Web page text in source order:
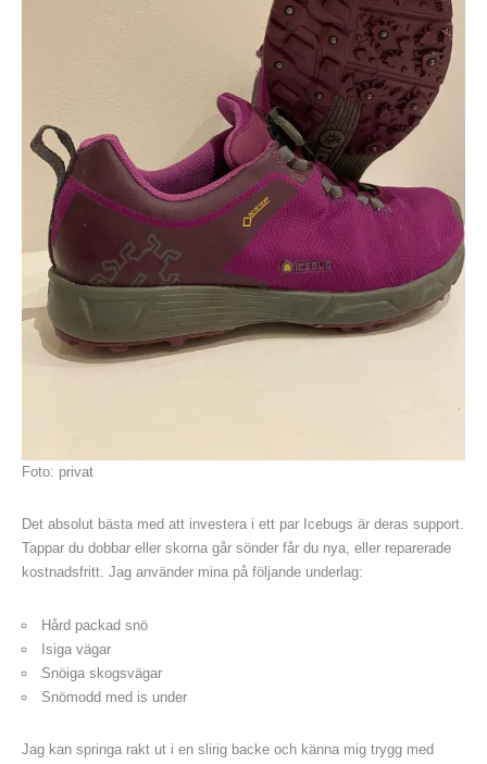
Foto: privat
Det absolut bästa med att investera i ett par Icebugs är deras support.
Tappar du dobbar eller skorna går sönder får du nya, eller reparerade
kostnadsfritt. Jag använder mina på följande underlag:
Hård packad snö
Isiga vägar
Snöiga skogsvägar
Snömodd med is under
Jag kan springa rakt ut i en slirig backe och känna mig trygg med